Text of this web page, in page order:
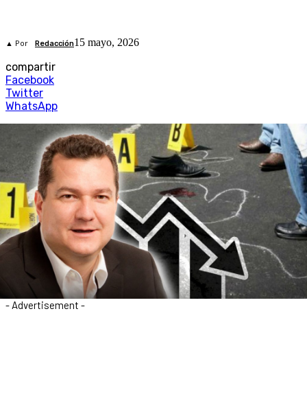
▲ Por Redacción15 mayo, 2026
compartir
Facebook
Twitter
WhatsApp
- Advertisement -